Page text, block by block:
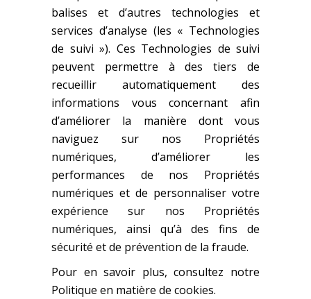
balises et d’autres technologies et
services d’analyse (les « Technologies
de suivi »). Ces Technologies de suivi
peuvent permettre à des tiers de
recueillir automatiquement des
informations vous concernant afin
d’améliorer la manière dont vous
naviguez sur nos Propriétés
numériques, d’améliorer les
performances de nos Propriétés
numériques et de personnaliser votre
expérience sur nos Propriétés
numériques, ainsi qu’à des fins de
sécurité et de prévention de la fraude.
Pour en savoir plus, consultez notre
Politique en matière de cookies.